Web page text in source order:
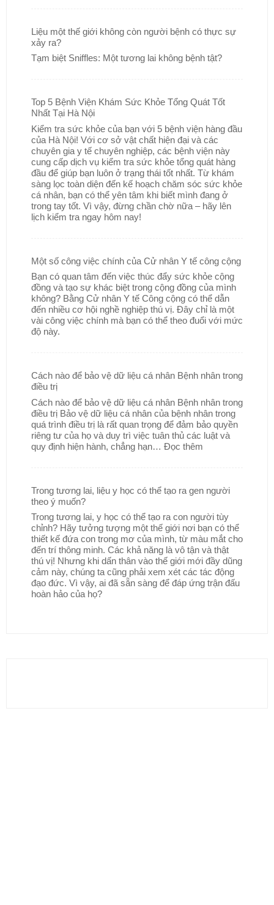
Liệu một thế giới không còn người bệnh có thực sự
xảy ra?
Tạm biệt Sniffles: Một tương lai không bệnh tật?
Top 5 Bệnh Viện Khám Sức Khỏe Tổng Quát Tốt
Nhất Tại Hà Nội
Kiểm tra sức khỏe của bạn với 5 bệnh viện hàng đầu
của Hà Nội! Với cơ sở vật chất hiện đại và các
chuyên gia y tế chuyên nghiệp, các bệnh viện này
cung cấp dịch vụ kiểm tra sức khỏe tổng quát hàng
đầu để giúp bạn luôn ở trạng thái tốt nhất. Từ khám
sàng lọc toàn diện đến kế hoạch chăm sóc sức khỏe
cá nhân, bạn có thể yên tâm khi biết mình đang ở
trong tay tốt. Vì vậy, đừng chần chờ nữa – hãy lên
lịch kiểm tra ngay hôm nay!
Một số công việc chính của Cử nhân Y tế công cộng
Bạn có quan tâm đến việc thúc đẩy sức khỏe cộng
đồng và tạo sự khác biệt trong cộng đồng của mình
không? Bằng Cử nhân Y tế Công cộng có thể dẫn
đến nhiều cơ hội nghề nghiệp thú vị. Đây chỉ là một
vài công việc chính mà bạn có thể theo đuổi với mức
độ này.
Cách nào để bảo vệ dữ liệu cá nhân Bệnh nhân trong
điều trị
Cách nào để bảo vệ dữ liệu cá nhân Bệnh nhân trong
điều trị Bảo vệ dữ liệu cá nhân của bệnh nhân trong
quá trình điều trị là rất quan trọng để đảm bảo quyền
riêng tư của họ và duy trì việc tuân thủ các luật và
quy định hiện hành, chẳng hạn… Đọc thêm
Trong tương lai, liệu y học có thể tạo ra gen người
theo ý muốn?
Trong tương lai, y học có thể tạo ra con người tùy
chỉnh? Hãy tưởng tượng một thế giới nơi bạn có thể
thiết kế đứa con trong mơ của mình, từ màu mắt cho
đến trí thông minh. Các khả năng là vô tận và thật
thú vị! Nhưng khi dấn thân vào thế giới mới đầy dũng
cảm này, chúng ta cũng phải xem xét các tác động
đạo đức. Vì vậy, ai đã sẵn sàng để đáp ứng trận đấu
hoàn hảo của họ?